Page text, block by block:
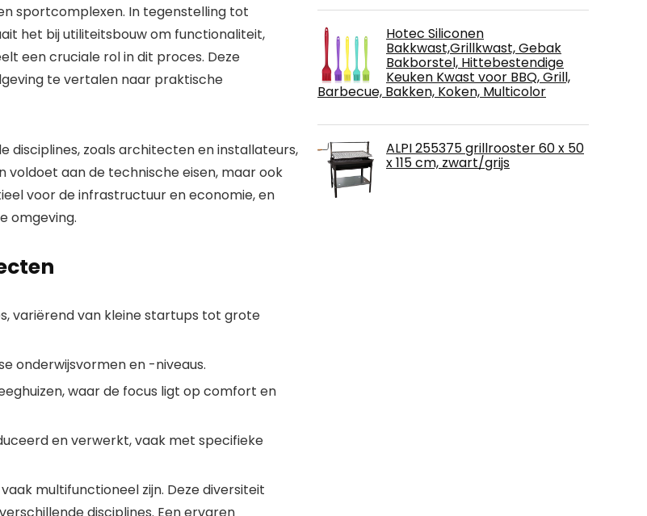
sportcomplexen. In tegenstelling tot
het bij utiliteitsbouw om functionaliteit,
een cruciale rol in dit proces. Deze
te vertalen naar praktische
disciplines, zoals architecten en installateurs,
aan de technische eisen, maar ook
voor de infrastructuur en economie, en
omgeving.
variërend van kleine startups tot grote
onderwijsvormen en -niveaus.
waar de focus ligt op comfort en
en verwerkt, vaak met specifieke
multifunctioneel zijn. Deze diversiteit
Hotec Siliconen
Bakkwast,Grillkwast, Gebak
Bakborstel, Hittebestendige
Keuken Kwast voor BBQ, Grill,
Barbecue, Bakken, Koken, Multicolor
ALPI 255375 grillrooster 60 x 50
x 115 cm, zwart/grijs